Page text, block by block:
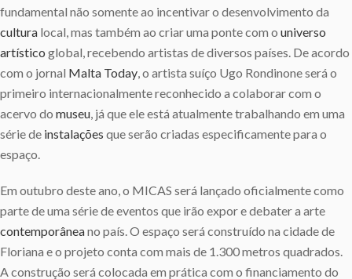
fundamental não somente ao incentivar o desenvolvimento da
cultura local, mas também ao criar uma ponte com o universo
artístico global, recebendo artistas de diversos países. De acordo
com o jornal Malta Today, o artista suíço Ugo Rondinone será o
primeiro internacionalmente reconhecido a colaborar com o
acervo do museu, já que ele está atualmente trabalhando em uma
série de instalações que serão criadas especificamente para o
espaço.
Em outubro deste ano, o MICAS será lançado oficialmente como
parte de uma série de eventos que irão expor e debater a arte
contemporâneano país. O espaço será construído na cidade de
Floriana e o projeto conta com mais de 1.300 metros quadrados.
A construção será colocada em prática com o financiamento do